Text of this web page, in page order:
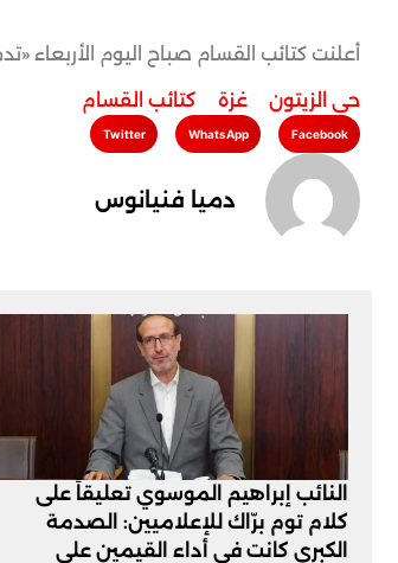
أعلنت كتائب القسام صباح اليوم الأربعاء
حي الزيتون غزة كتائب القسام
Facebook
WhatsApp
Twitter
دميا فنيانوس
النائب إبراهيم الموسوي تعليقاً على
كلام توم برّاك للإعلاميين: الصدمة
الكبرى كانت في أداء القيمين على